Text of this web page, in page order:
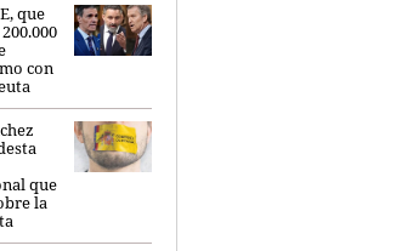
que
con
que
la